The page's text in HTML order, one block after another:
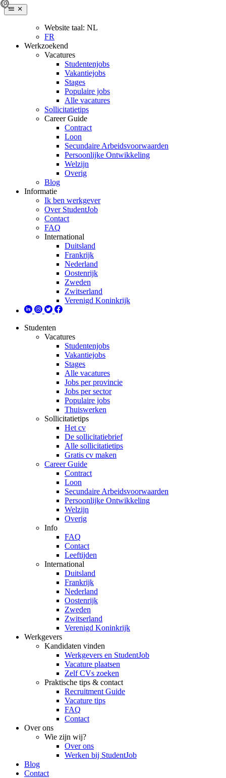
Website taal: NL
FR
Werkzoekend
Vacatures
Studentenjobs
Vakantiejobs
Stages
Populaire jobs
Alle vacatures
Sollicitatietips
Career Guide
Contract
Loon
Secundaire Arbeidsvoorwaarden
Persoonlijke Ontwikkeling
Welzijn
Overig
Blog
Informatie
Ik ben werkgever
Over StudentJob
Contact
FAQ
International
Duitsland
Frankrijk
Nederland
Oostenrijk
Zweden
Zwitserland
Verenigd Koninkrijk
Studenten
Vacatures
Studentenjobs
Vakantiejobs
Stages
Alle vacatures
Jobs per provincie
Jobs per sector
Populaire jobs
Thuiswerken
Sollicitatietips
Het cv
De sollicitatiebrief
Alle sollicitatietips
Gratis cv maken
Career Guide
Contract
Loon
Secundaire Arbeidsvoorwaarden
Persoonlijke Ontwikkeling
Welzijn
Overig
Info
FAQ
Contact
Leeftijden
International
Duitsland
Frankrijk
Nederland
Oostenrijk
Zweden
Zwitserland
Verenigd Koninkrijk
Werkgevers
Kandidaten vinden
Werkgevers en StudentJob
Vacature plaatsen
Zelf CVs zoeken
Praktische tips & contact
Recruitment Guide
Vacature tips
FAQ
Contact
Over ons
Wie zijn wij?
Over ons
Werken bij StudentJob
Blog
Contact